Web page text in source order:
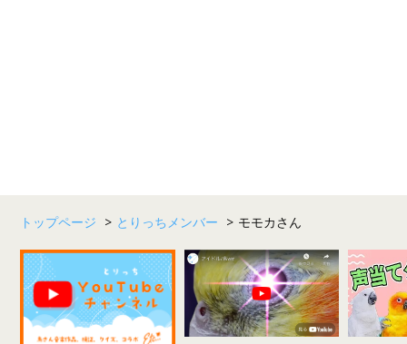
トップページ > とりっちメンバー > モモカさん